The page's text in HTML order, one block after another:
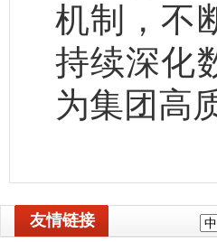
机制，不
持续深化
为集团高
友情链接